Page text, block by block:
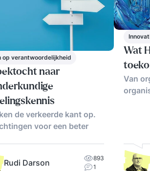
op verantwoordelijkheid
naar
de verkeerde kant op.
voor een beter
Rudi Darson
893
1
Wat
Van